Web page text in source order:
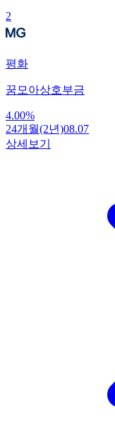
2
평화
꿈모아상호부금
4.00%
24개월(2년)08.07
상세보기